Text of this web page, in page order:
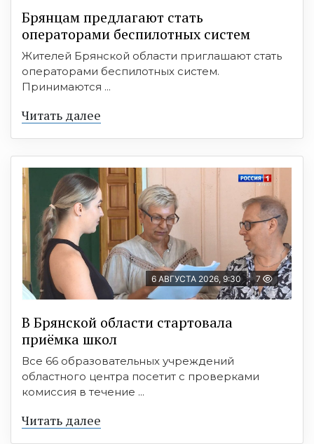
Брянцам предлагают cтать
оперaтoрами бeспилотных систeм
Жителей Брянской области приглашают стать
операторами беспилотных систем.
Принимаются ...
Читать далее
6 АВГУСТА 2026, 9:30 7
В Брянской области стартовала
приёмка школ
Все 66 образовательных учреждений
областного центра посетит с проверками
комиссия в течение ...
Читать далее